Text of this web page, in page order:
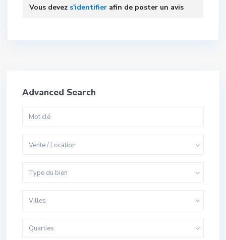
Vous devez s'identifier afin de poster un avis
Advanced Search
Vente / Location
Type du bien
Villes
Quarties